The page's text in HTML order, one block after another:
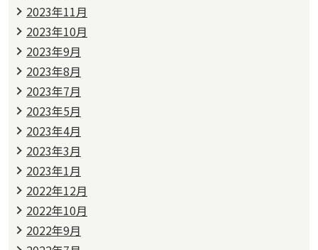
2023年11月
2023年10月
2023年9月
2023年8月
2023年7月
2023年5月
2023年4月
2023年3月
2023年1月
2022年12月
2022年10月
2022年9月